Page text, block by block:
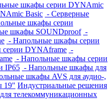
шкафы серии DYNAmic
Basic - Серверные
шкафы серии
шкафы SOUNDproof -
- Напольные шкафы серии
серии DYNAframe -
- Напольные шкафы серии
IP65 - Напольные шкафы для
шкафы AVS для аудио-,
19" Индустриальные решения
телекоммуникационных